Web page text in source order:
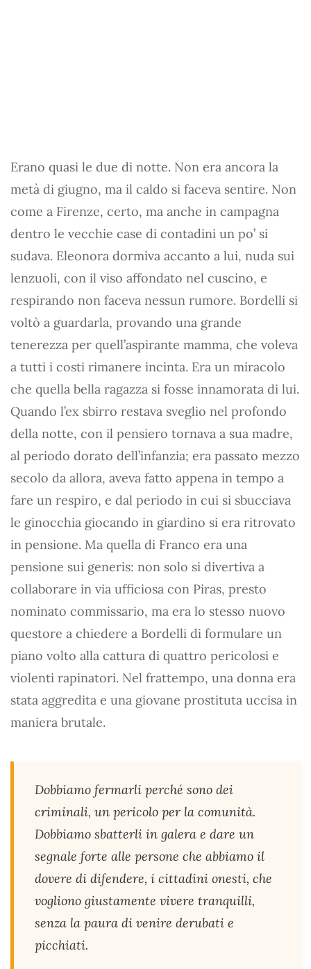
Erano quasi le due di notte. Non era ancora la
metà di giugno, ma il caldo si faceva sentire. Non
come a Firenze, certo, ma anche in campagna
dentro le vecchie case di contadini un po’ si
sudava. Eleonora dormiva accanto a lui, nuda sui
lenzuoli, con il viso affondato nel cuscino, e
respirando non faceva nessun rumore. Bordelli si
voltò a guardarla, provando una grande
tenerezza per quell’aspirante mamma, che voleva
a tutti i costi rimanere incinta. Era un miracolo
che quella bella ragazza si fosse innamorata di lui.
Quando l’ex sbirro restava sveglio nel profondo
della notte, con il pensiero tornava a sua madre,
al periodo dorato dell’infanzia; era passato mezzo
secolo da allora, aveva fatto appena in tempo a
fare un respiro, e dal periodo in cui si sbucciava
le ginocchia giocando in giardino si era ritrovato
in pensione. Ma quella di Franco era una
pensione sui generis: non solo si divertiva a
collaborare in via ufficiosa con Piras, presto
nominato commissario, ma era lo stesso nuovo
questore a chiedere a Bordelli di formulare un
piano volto alla cattura di quattro pericolosi e
violenti rapinatori. Nel frattempo, una donna era
stata aggredita e una giovane prostituta uccisa in
maniera brutale.
Dobbiamo fermarli perché sono dei
criminali, un pericolo per la comunità.
Dobbiamo sbatterli in galera e dare un
segnale forte alle persone che abbiamo il
dovere di difendere, i cittadini onesti, che
vogliono giustamente vivere tranquilli,
senza la paura di venire derubati e
picchiati.